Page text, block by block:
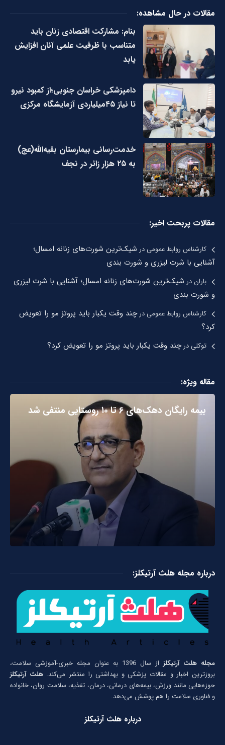
مقالات در حال مشاهده:
بنام: مشارکت اقتصادی زنان باید
متناسب با ظرفیت علمی آنان افزایش
یابد
دامپزشکی خراسان جنوبی؛از کمبود نیرو
تا نیاز ۴۵میلیاردی آزمایشگاه مرکزی
خدمت‌رسانی بیمارستان بقیه‌الله(عج)
به ۲۵ هزار زائر در نجف
مقالات پربحت اخیر:
کارشناس روابط عمومیدر شیک‌ترین شورت‌های زنانه امسال؛
آشنایی با شرت لیزری و شورت بندی
باراندر شیک‌ترین شورت‌های زنانه امسال؛ آشنایی با شرت لیزری
و شورت بندی
کارشناس روابط عمومیدرچند وقت یکبار باید پروتز مو را تعویض
کرد؟
توکلیدرچند وقت یکبار باید پروتز مو را تعویض کرد؟
مقاله ویژه:
بیمه رایگان دهک‌های ۶ تا ۱۰ روستایی منتفی شد
درباره مجله هلث آرتیکلز:
مجله هلث آرتیکلز
از سال 1396 به عنوان مجله خبری-آموزشی سلامت،
بروزترین اخبار و مقالات پزشکی و بهداشتی را منتشر می‌کند.هلث آرتیکلز
حوزه‌هایی مانند ورزش، بیمه‌های درمانی، درمان، تغذیه، سلامت روان، خانواده
و فناوری سلامت را هم پوشش می‌دهد.
درباره هلث آرتیکلز